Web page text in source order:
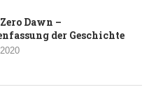
Dawn –
der Geschichte